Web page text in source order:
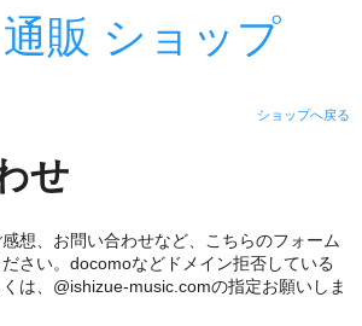
販 ショップ
ショップへ戻る
せ
想、お問い合わせなど、こちらのフォーム
さい。docomoなどドメイン拒否している
は、@ishizue-music.comの指定お願いしま